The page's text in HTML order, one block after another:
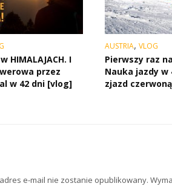
HIMALAJACH. I
przez
w 42 dni [vlog]
AUSTRIA, VLOG
Pierwszy raz
Nauka jazdy w
zjazd
e-mail nie zostanie opublikowany.